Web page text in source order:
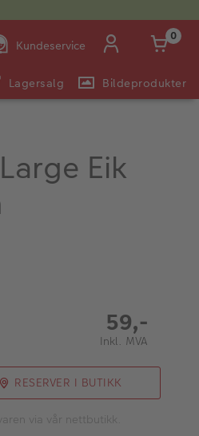
Kundeservice
-
09:00 -
14:00 -
0
Lagersalg Bildeprodukter
Eik
59,-
Inkl. MVA
RESERVER I BUTIKK
via vår nettbutikk.